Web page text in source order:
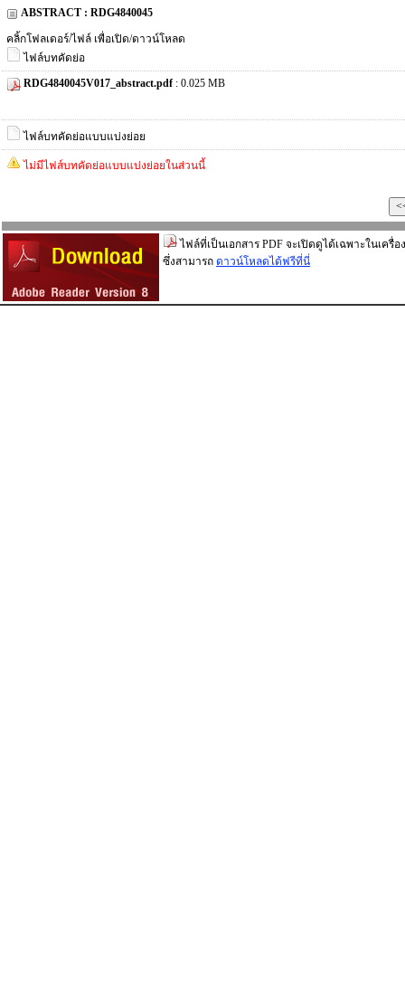
ABSTRACT : RDG4840045
คลิ้กโฟลเดอร์/ไฟล์ เพื่อเปิด/ดาวน์โหลด
ไฟล์บทคัดย่อ
RDG4840045V017_abstract.pdf : 0.025 MB
ไฟล์บทคัดย่อแบบแบ่งย่อย
ไม่มีไฟส์บทคัดย่อแบบแบ่งย่อยในส่วนนี้
ไฟล์ที่เป็นเอกสาร PDF จะเปิดดูได้เฉพาะในเครื่อ
ซึ่งสามารถ ดาวน์โหลดได้ฟรีที่นี่